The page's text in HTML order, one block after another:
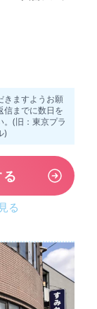
きますようお願
信までに数日を
(旧：東京プラ
)
る